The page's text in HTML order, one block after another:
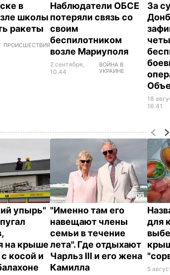
в
школы
ракеты
ПРОИСШЕСТВИЯ
Наблюдатели ОБСЕ
потеряли связь со
своим
беспилотником
возле Мариуполя
2 сентября,
10.44
ВОЙНА В
УКРАИНЕ
За
18
16.41
упырь"
на крыше
косой и
"Именно там его
навещают члены
семьи в течение
лета". Где отдыхают
Чарльз III и его жена
Камилла
для
5